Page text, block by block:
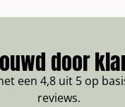
door
een 4,8 uit 5 op
reviews.